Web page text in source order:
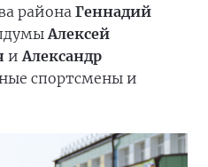
района Геннадий
Алексей
иАлександр
спортсмены и